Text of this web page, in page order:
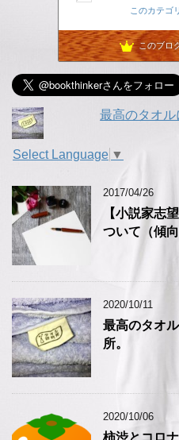
［完全無料］無料で
10位 投げやリーマンのア
11位 KOKOブログ
崖っぷち母ちゃんの
13位 副業ネットビジネス
「アフィリエイトで稼げな
トト日記＠定年オ
このカテゴ
このブロ
最高のタオル
Select Language ▼
2017/04/26
【小説家志
ついて（傾
2020/10/11
最高のタオ
所。
2020/10/06
柿渋とコロ